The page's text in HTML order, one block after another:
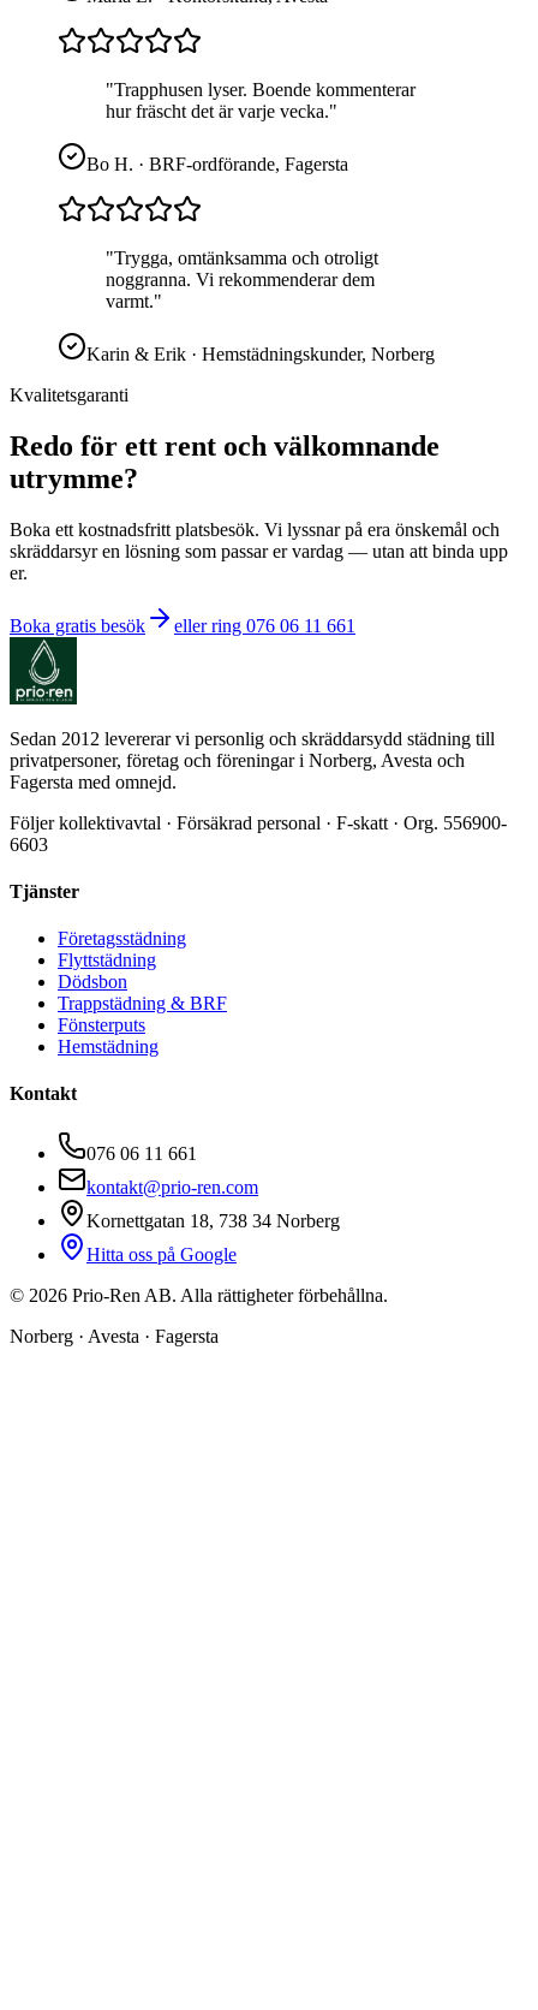
"Trapphusen lyser. Boende kommenterar
hur fräscht det är varje vecka."
Bo H. · BRF-ordförande, Fagersta
"Trygga, omtänksamma och otroligt
noggranna. Vi rekommenderar dem
varmt."
Karin & Erik · Hemstädningskunder, Norberg
Kvalitetsgaranti
Redo för ett rent och välkomnande
utrymme?
Boka ett kostnadsfritt platsbesök. Vi lyssnar på era önskemål och
skräddarsyr en lösning som passar er vardag — utan att binda upp
er.
Boka gratis besök eller ring 076 06 11 661
Sedan 2012 levererar vi personlig och skräddarsydd städning till
privatpersoner, företag och föreningar i Norberg, Avesta och
Fagersta med omnejd.
Följer kollektivavtal · Försäkrad personal · F-skatt · Org. 556900-
6603
Tjänster
Företagsstädning
Flyttstädning
Dödsbon
Trappstädning & BRF
Fönsterputs
Hemstädning
Kontakt
076 06 11 661
kontakt@prio-ren.com
Kornettgatan 18, 738 34 Norberg
Hitta oss på Google
© 2026 Prio-Ren AB. Alla rättigheter förbehållna.
Norberg · Avesta · Fagersta